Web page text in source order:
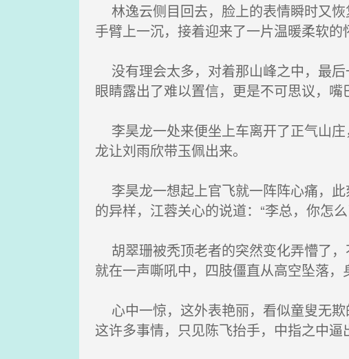
林逸云侧目回去，脸上的表情瞬时又恢
手臂上一沉，接着迎来了一片温暖柔软的
没有理会太多，对着那山峰之中，最
眼睛露出了难以置信，更是不可思议，
李昊龙一处来便坐上车离开了正气山
龙让刘雨欣带玉佩出来。
李昊龙一想起上官飞就一阵阵心痛，
的异样，江蓉关心的说道：“李总，你怎么
胡翠珊被秃顶老者的突然变化弄懵了
就在一声嘶吼中，四肢僵直从高空坠落，
心中一惊，这外表艳丽，看似童叟无
这许多事情，只见陈飞抬手，中指之中逼